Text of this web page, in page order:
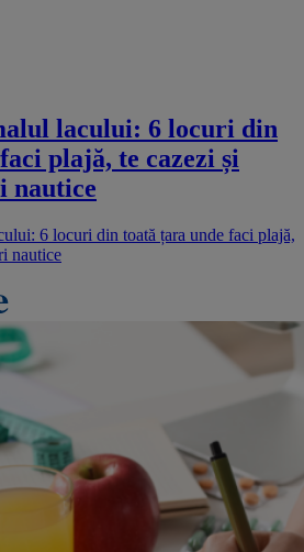
lacului: 6 locuri din
plajă, te cazezi și
nautice